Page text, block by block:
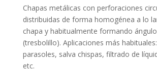
Chapas metálicas con perforaciones
distribuidas de forma homogénea a lo
chapa y habitualmente formando
(tresbolillo). Aplicaciones más
parasoles, salva chispas, filtrado de
etc.